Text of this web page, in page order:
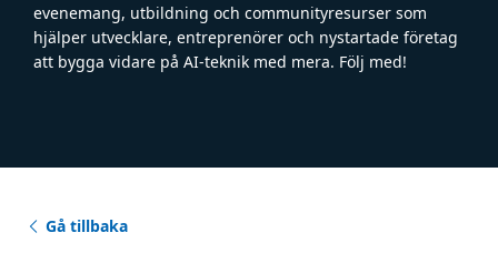
evenemang, utbildning och communityresurser som
hjälper utvecklare, entreprenörer och nystartade företag
att bygga vidare på AI-teknik med mera. Följ med!
Gå tillbaka